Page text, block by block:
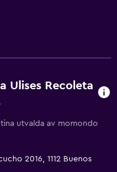
Ulises Recoleta
utvalda av momondo
2016, 1112 Buenos